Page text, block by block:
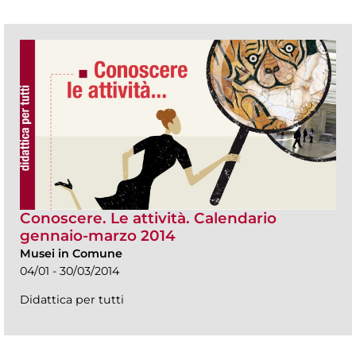
Conoscere. Le attività. Calendario
gennaio-marzo 2014
Musei in Comune
04/01 - 30/03/2014
Didattica per tutti